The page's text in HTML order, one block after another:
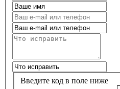
Введите код в поле ниже